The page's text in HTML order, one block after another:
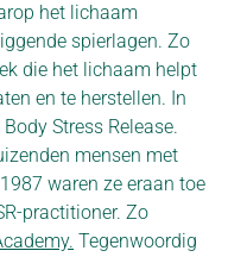
het lichaam
spierlagen. Zo
die het lichaam helpt
en te herstellen. In
Stress Release.
mensen met
waren ze eraan toe
practitioner. Zo
Tegenwoordig